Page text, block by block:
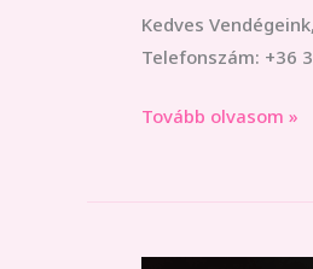
Kedves
Telefonszám: +36
Tovább olvasom »